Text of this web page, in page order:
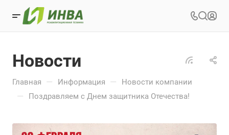
Новости
Главная — Информация — Новости компании
— Поздравляем с Днем защитника Отечества!